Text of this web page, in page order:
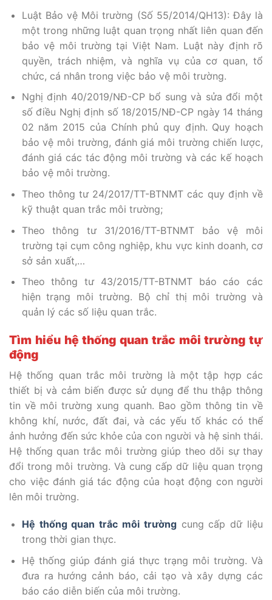
Luật Bảo vệ Môi trường (Số 55/2014/QH13): Đây là
một trong những luật quan trọng nhất liên quan đến
bảo vệ môi trường tại Việt Nam. Luật này định rõ
quyền, trách nhiệm, và nghĩa vụ của cơ quan, tổ
chức, cá nhân trong việc bảo vệ môi trường.
Nghị định 40/2019/NĐ-CP bổ sung và sửa đổi một
số điều Nghị định số 18/2015/NĐ-CP ngày 14 tháng
02 năm 2015 của Chính phủ quy định. Quy hoạch
bảo vệ môi trường, đánh giá môi trường chiến lược,
đánh giá các tác động môi trường và các kế hoạch
bảo vệ môi trường.
Theo thông tư 24/2017/TT-BTNMT các quy định về
kỹ thuật quan trắc môi trường;
Theo thông tư 31/2016/TT-BTNMT bảo vệ môi
trường tại cụm công nghiệp, khu vực kinh doanh, cơ
sở sản xuất,…
Theo thông tư 43/2015/TT-BTNMT báo cáo các
hiện trạng môi trường. Bộ chỉ thị môi trường và
quản lý các số liệu quan trắc.
Tìm hiểu hệ thống quan trắc môi trường tự
động
Hệ thống quan trắc môi trường là một tập hợp các
thiết bị và cảm biến được sử dụng để thu thập thông
tin về môi trường xung quanh. Bao gồm thông tin về
không khí, nước, đất đai, và các yếu tố khác có thể
ảnh hưởng đến sức khỏe của con người và hệ sinh thái.
Hệ thống quan trắc môi trường giúp theo dõi sự thay
đổi trong môi trường. Và cung cấp dữ liệu quan trọng
cho việc đánh giá tác động của hoạt động con người
lên môi trường.
Hệ thống quan trắc môi trườngcung cấp dữ liệu
trong thời gian thực.
Hệ thống giúp đánh giá thực trạng môi trường. Và
đưa ra hướng cảnh báo, cải tạo và xây dựng các
báo cáo diễn biến của môi trường.